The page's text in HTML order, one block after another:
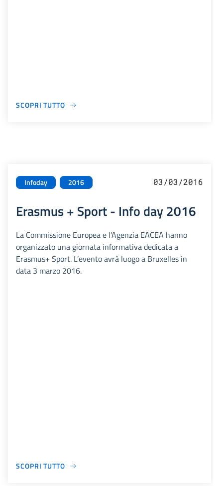
SCOPRI TUTTO
Infoday 2016 03/03/2016
Erasmus + Sport - Info day 2016
La Commissione Europea e l’Agenzia EACEA hanno
organizzato una giornata informativa dedicata a
Erasmus+ Sport. L’evento avrà luogo a Bruxelles in
data 3 marzo 2016.
SCOPRI TUTTO